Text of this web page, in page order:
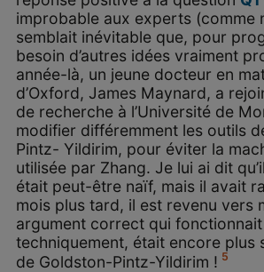
improbable aux experts (comme
semblait inévitable que, pour
besoin d’autres idées vraiment
année-là, un jeune docteur en
d’Oxford, James Maynard, a
de recherche à l’Université de
modifier différemment les outils
Pintz- Yildirim, pour éviter la
utilisée par Zhang. Je lui ai dit
était peut-être naïf, mais il avait
mois plus tard, il est revenu vers
argument correct qui
techniquement, était encore plus
de Goldston-Pintz-Yildirim ! 5